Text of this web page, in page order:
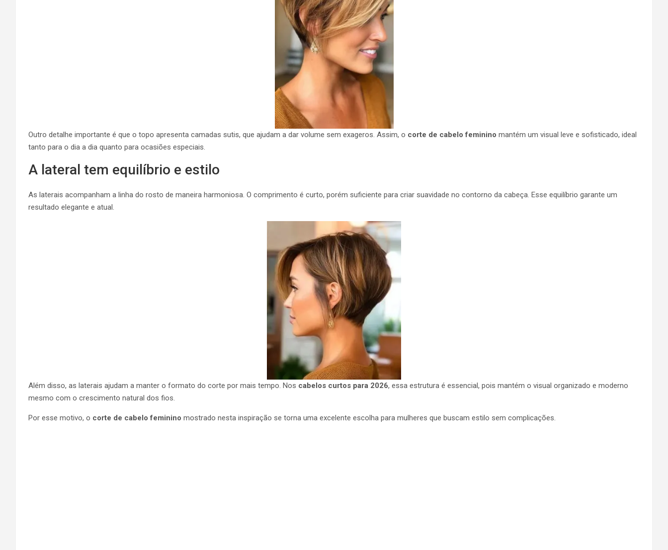
Outro detalhe importante é que o topo apresenta camadas sutis, que ajudam a dar volume sem exageros. Assim, o corte de cabelo feminino mantém um visual leve e sofisticado, ideal
tanto para o dia a dia quanto para ocasiões especiais.
A lateral tem equilíbrio e estilo
As laterais acompanham a linha do rosto de maneira harmoniosa. O comprimento é curto, porém suficiente para criar suavidade no contorno da cabeça. Esse equilíbrio garante um
resultado elegante e atual.
Além disso, as laterais ajudam a manter o formato do corte por mais tempo. Nos cabelos curtos para 2026, essa estrutura é essencial, pois mantém o visual organizado e moderno
mesmo com o crescimento natural dos fios.
Por esse motivo, o corte de cabelo feminino mostrado nesta inspiração se torna uma excelente escolha para mulheres que buscam estilo sem complicações.